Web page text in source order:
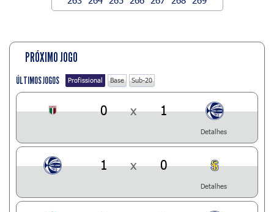
PRÓXIMO JOGO
ÚLTIMOS JOGOS Profissional Base Sub-20
0 x 1
Detalhes
1 x 0
Detalhes